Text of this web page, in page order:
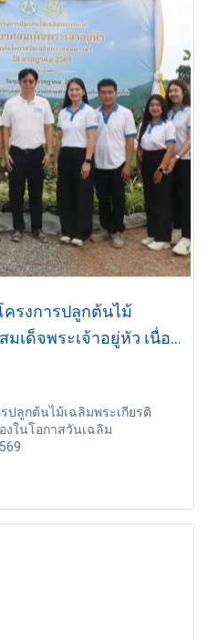
รงการปลูกต้นไม้
เด็จพระเจ้าอยู่หัว เนื่อง
พรรษา 28 กรกฎาคม
ปลูกต้นไม้เฉลิมพระเกียรติ
งในโอกาสวันเฉลิม